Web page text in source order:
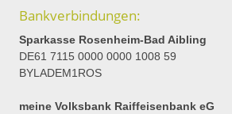
Bankverbindungen:
Sparkasse Rosenheim-Bad Aibling
DE61 7115 0000 0000 1008 59
BYLADEM1ROS
meine Volksbank Raiffeisenbank eG